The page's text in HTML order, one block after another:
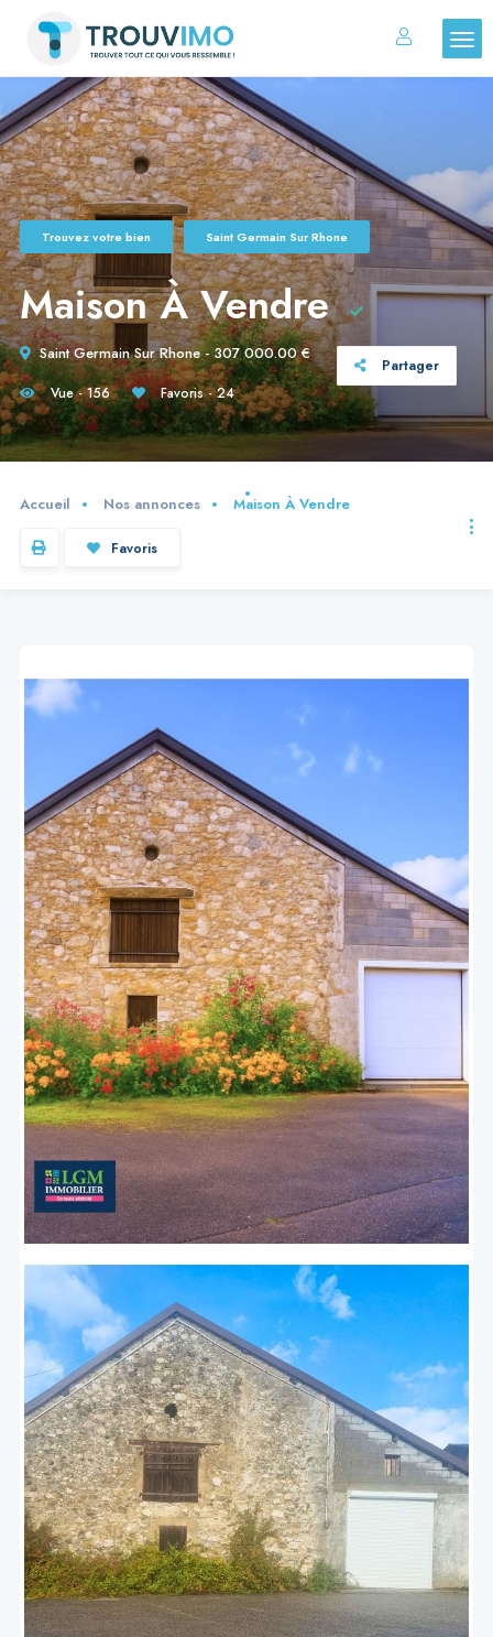
Trouvez votre bien Saint Germain Sur Rhone
Maison À Vendre
Saint Germain Sur Rhone - 307 000.00 €
Partager
Vue - 156
Favoris - 24
Accueil Nos annonces Maison À Vendre
Favoris